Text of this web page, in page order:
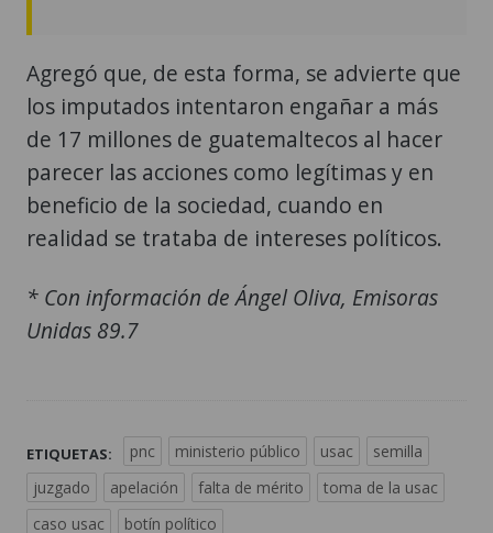
Agregó que, de esta forma, se advierte que
los imputados intentaron engañar a más
de 17 millones de guatemaltecos al hacer
parecer las acciones como legítimas y en
beneficio de la sociedad, cuando en
realidad se trataba de intereses políticos.
* Con información de Ángel Oliva, Emisoras
Unidas 89.7
ETIQUETAS: pnc ministerio público usac
semilla
juzgado
apelación falta de mérito
toma de la usac
caso usac
botín político